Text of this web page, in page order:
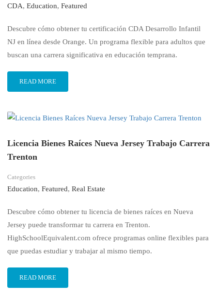
CDA, Education, Featured
Descubre cómo obtener tu certificación CDA Desarrollo Infantil
NJ en línea desde Orange. Un programa flexible para adultos que
buscan una carrera significativa en educación temprana.
READ MORE
Licencia Bienes Raíces Nueva Jersey Trabajo Carrera
Trenton
Categories
Education, Featured, Real Estate
Descubre cómo obtener tu licencia de bienes raíces en Nueva
Jersey puede transformar tu carrera en Trenton.
HighSchoolEquivalent.com ofrece programas online flexibles para
que puedas estudiar y trabajar al mismo tiempo.
READ MORE